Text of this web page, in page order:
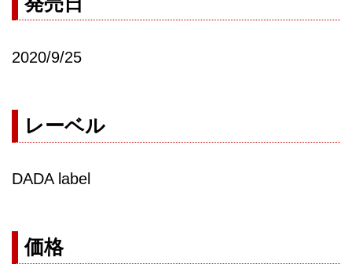
2020/9/25
レーベル
DADA label
価格